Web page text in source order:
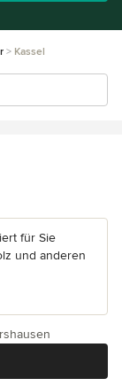
Kassel
für Sie
und anderen